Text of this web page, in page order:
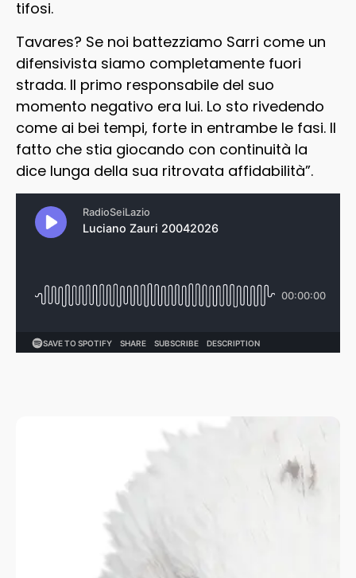
tifosi.
Tavares? Se noi battezziamo Sarri come un
difensivista siamo completamente fuori
strada. Il primo responsabile del suo
momento negativo era lui. Lo sto rivedendo
come ai bei tempi, forte in entrambe le fasi. Il
fatto che stia giocando con continuità la
dice lunga della sua ritrovata affidabilità”.